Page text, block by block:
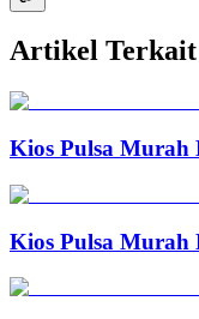
Artikel Terkait
Kios Pulsa
Kios Pulsa Murah